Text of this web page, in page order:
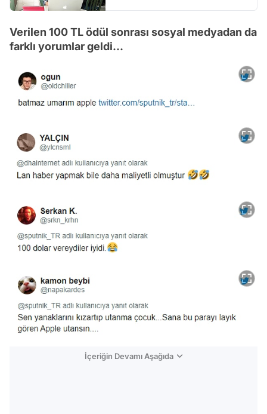
Verilen 100 TL ödül sonrası sosyal medyadan da
farklı yorumlar geldi...
İçeriğin Devamı Aşağıda